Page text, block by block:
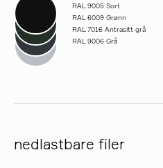
RAL 9005 Sort
RAL 6009 Grønn
RAL 7016 Antrasitt grå
RAL 9006 Grå
nedlastbare filer